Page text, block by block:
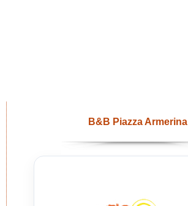
B&B Piazza Armerina